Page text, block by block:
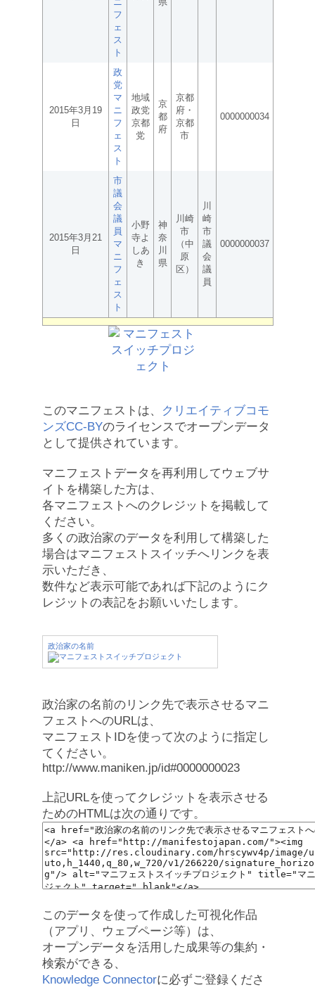
フ
ェ
ス
ト
2015年3月19
日
政
党
マ
ニ
フ
ェ
ス
ト
地域
政党
京都
党
京
都
府
京都
府・
京都
市
0000000034
2015年3月21
日
市
議
会
議
員
マ
ニ
フ
ェ
ス
ト
小野
寺よ
しあ
き
神
奈
川
県
川崎
市
（中
原
区）
川
崎
市
議
会
議
員
0000000037
このマニフェストは、
クリエイティブコモ
ンズCC-BYのライセンスでオープンデータ
として提供されています。
マニフェストデータを再利用してウェブサ
イトを構築した方は、
各マニフェストへのクレジットを掲載して
ください。
多くの政治家のデータを利用して構築した
場合はマニフェストスイッチへリンクを表
示いただき、
数件など表示可能であれば下記のようにク
レジットの表記をお願いいたします。
政治家の名前
政治家の名前のリンク先で表示させるマニ
フェストへのURLは、
マニフェストIDを使って次のように指定し
てください。
http://www.maniken.jp/id#0000000023
上記URLを使ってクレジットを表示させる
ためのHTMLは次の通りです。
このデータを使って作成した可視化作品
（アプリ、ウェブページ等）は、
オープンデータを活用した成果等の集約・
検索ができる、
Knowledge Connectorに必ずご登録くださ